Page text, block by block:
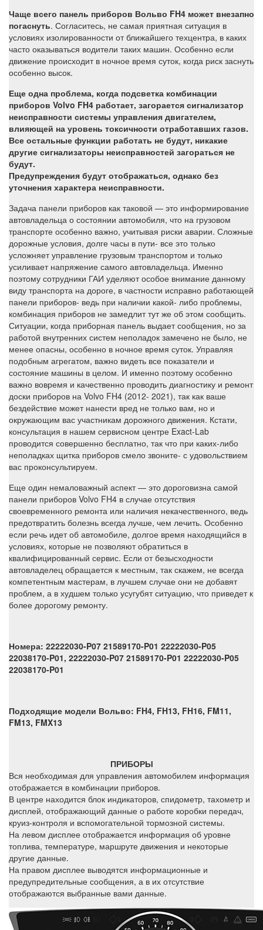
Чаще всего панель приборов Вольво FH4 может внезапно
погаснуть. Согласитесь, не самая приятная ситуация в
условиях изолированности от ближайшего техцентра, в каких
часто оказываться водители таких машин. Особенно если
движение происходит в ночное время суток, когда риск заснуть
особенно высок.
Еще одна проблема, когда подсветка комбинации
приборов Volvo FH4 работает, загорается сигнализатор
неисправности системы управления двигателем,
влияющей на уровень токсичности отработавших газов.
Все остальные функции работать не будут, никакие
другие сигнализаторы неисправностей загораться не
будут.
Предупреждения будут отображаться, однако без
уточнения характера неисправности.
Задача панели приборов как таковой — это информирование
автовладельца о состоянии автомобиля, что на грузовом
транспорте особенно важно, учитывая риски аварии. Сложные
дорожные условия, долге часы в пути- все это только
усложняет управление грузовым транспортом и только
усиливает напряжение самого автовладельца. Именно
поэтому сотрудники ГАИ уделяют особое внимание данному
виду транспорта на дороге, в частности исправно работающей
панели приборов- ведь при наличии какой- либо проблемы,
комбинация приборов не замедлит тут же об этом сообщить.
Ситуации, когда приборная панель выдает сообщения, но за
работой внутренних систем неполадок замечено не было, не
менее опасны, особенно в ночное время суток. Управляя
подобным агрегатом, важно видеть все показатели и
состояние машины в целом. И именно поэтому особенно
важно вовремя и качественно проводить диагностику и ремонт
доски приборов на Volvo FH4 (2012- 2021), так как ваше
бездействие может нанести вред не только вам, но и
окружающим вас участникам дорожного движения. Кстати,
консультация в нашем сервисном центре Exact-Lab
проводится совершенно бесплатно, так что при каких-либо
неполадках щитка приборов смело звоните- с удовольствием
вас проконсультируем.
Еще один немаловажный аспект — это дороговизна самой
панели приборов Volvo FH4 в случае отсутствия
своевременного ремонта или наличия некачественного, ведь
предотвратить болезнь всегда лучше, чем лечить. Особенно
если речь идет об автомобиле, долгое время находящийся в
условиях, которые не позволяют обратиться в
квалифицированный сервис. Если от безысходности
автовладелец обращается к местным, так скажем, не всегда
компетентным мастерам, в лучшем случае они не добавят
проблем, а в худшем только усугубят ситуацию, что приведет к
более дорогому ремонту.
Номера: 22222030-P07 21589170-P01 22222030-P05
22038170-P01, 22222030-P07 21589170-P01 22222030-P05
22038170-P01
Подходящие модели Вольво: FH4, FH13, FH16, FM11,
FM13, FMX13
ПРИБОРЫ
Вся необходимая для управления автомобилем информация
отображается в комбинации приборов.
В центре находится блок индикаторов, спидометр, тахометр и
дисплей, отображающий данные о работе коробки передач,
круиз-контроля и вспомогательной тормозной системы.
На левом дисплее отображается информация об уровне
топлива, температуре, маршруте движения и некоторые
другие данные.
На правом дисплее выводятся информационные и
предупредительные сообщения, а в их отсутствие
отображаются выбранные вами данные.